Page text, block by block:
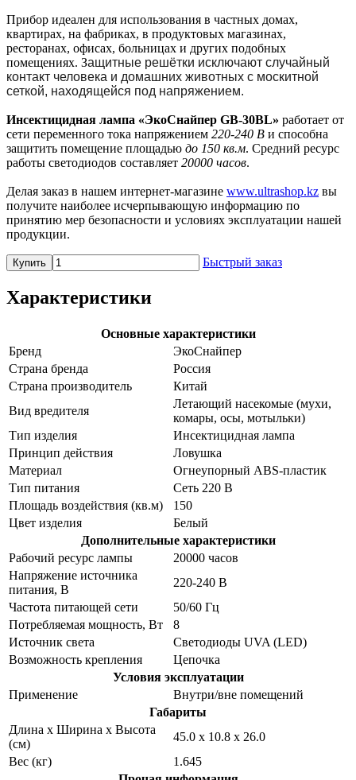
Прибор идеален для использования в частных домах,
квартирах, на фабриках, в продуктовых магазинах,
ресторанах, офисах, больницах и других подобных
помещениях. Защитные решётки исключают случайный
контакт человека и домашних животных с москитной
сеткой, находящейся под напряжением.
Инсектицидная лампа «ЭкоСнайпер GB-30BL» работает от
сети переменного тока напряжением 220-240 В и способна
защитить помещение площадью до 150 кв.м. Средний ресурс
работы светодиодов составляет 20000 часов.
Делая заказ в нашем интернет-магазине www.ultrashop.kz вы
получите наиболее исчерпывающую информацию по
принятию мер безопасности и условиях эксплуатации нашей
продукции.
Купить Быстрый заказ
Характеристики
Основные характеристики
Бренд
ЭкоСнайпер
Страна бренда
Россия
Страна производитель
Китай
Вид вредителя
Летающий насекомые (мухи,
комары, осы, мотыльки)
Тип изделия
Инсектицидная лампа
Принцип действия
Ловушка
Материал
Огнеупорный ABS-пластик
Тип питания
Сеть 220 В
Площадь воздействия (кв.м)
150
Цвет изделия
Белый
Дополнительные характеристики
Рабочий ресурс лампы
20000 часов
Напряжение источника
питания, В
220-240 В
Частота питающей сети
50/60 Гц
Потребляемая мощность, Вт
8
Источник света
Светодиоды UVA (LED)
Возможность крепления
Цепочка
Условия эксплуатации
Применение
Внутри/вне помещений
Габариты
Длина х Ширина х Высота
(см)
45.0 x 10.8 x 26.0
Вес (кг)
1.645